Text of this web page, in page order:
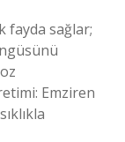
fayda sağlar;
Emziren